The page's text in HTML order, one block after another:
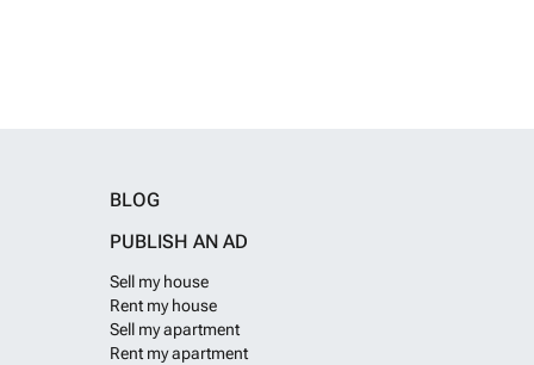
BLOG
PUBLISH AN AD
Sell my house
Rent my house
Sell my apartment
Rent my apartment